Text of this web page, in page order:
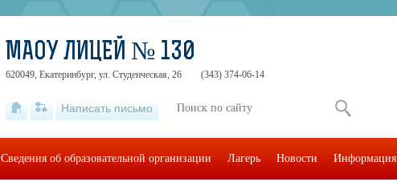
МАОУ ЛИЦЕЙ № 130
620049, Екатеринбург, ул. Студенческая, 26 (343) 374-06-14
Написать письмо
Сведения об образовательной организации Лагерь Новости Информация